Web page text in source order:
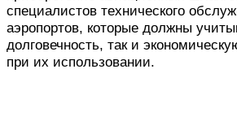
специалистов технического
аэропортов, которые должны
долговечность, так и
при их использовании.